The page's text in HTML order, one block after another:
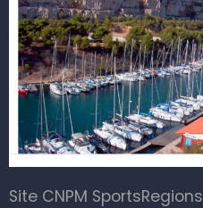
Site CNPM SportsRegions